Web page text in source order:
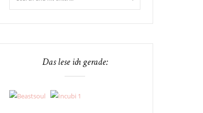
Das lese ich gerade: